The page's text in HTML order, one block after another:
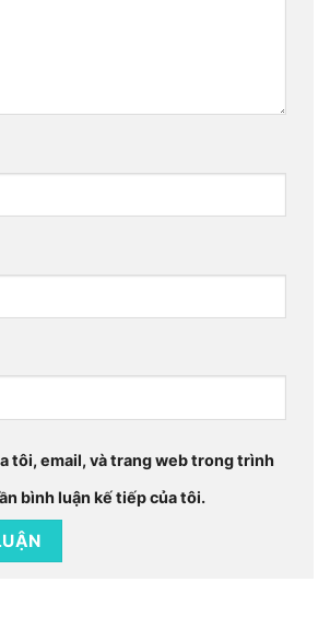
tôi, email, và trang web trong trình
bình luận kế tiếp của tôi.